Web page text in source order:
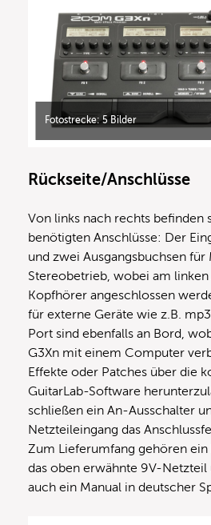
Fotostrecke: 5 Bilder
Rückseite/Anschlüsse
Von links nach rechts befinden
benötigten Anschlüsse: Der
und zwei Ausgangsbuchsen
Stereobetrieb, wobei am linken
Kopfhörer angeschlossen
für externe Geräte wie z.B.
Port sind ebenfalls an Bord,
G3Xn mit einem Computer
Effekte oder Patches über die
GuitarLab-Software
schließen ein An-Ausschalter
Netzteileingang das
Zum Lieferumfang gehören ein
das oben erwähnte 9V-Netzteil
auch ein Manual in deutscher